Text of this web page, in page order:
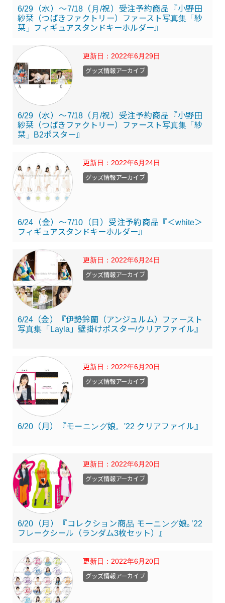
6/29（水）～7/18（月/祝）受注予約商品『小野田
紗栞（つばきファクトリー）ファースト写真集「紗
栞」フィギュアスタンドキーホルダー』
更新日： 2022年6月29日
6/29（水）～7/18（月/祝）受注予約商品『小野田
紗栞（つばきファクトリー）ファースト写真集「紗
栞」B2ポスター』
グッズ情報アーカイブ
更新日： 2022年6月24日
6/24（金）～7/10（日）受注予約商品『＜white＞
フィギュアスタンドキーホルダー』
グッズ情報アーカイブ
更新日： 2022年6月24日
6/24（金）『伊勢鈴蘭（アンジュルム）ファースト
写真集「Layla」壁掛けポスター/クリアファイル』
グッズ情報アーカイブ
更新日： 2022年6月20日
6/20（月）『モーニング娘。'22 クリアファイル』
グッズ情報アーカイブ
更新日： 2022年6月20日
6/20（月）『コレクション商品 モーニング娘｡’22
フレークシール（ランダム3枚セット）』
グッズ情報アーカイブ
更新日： 2022年6月20日
グッズ情報アーカイブ